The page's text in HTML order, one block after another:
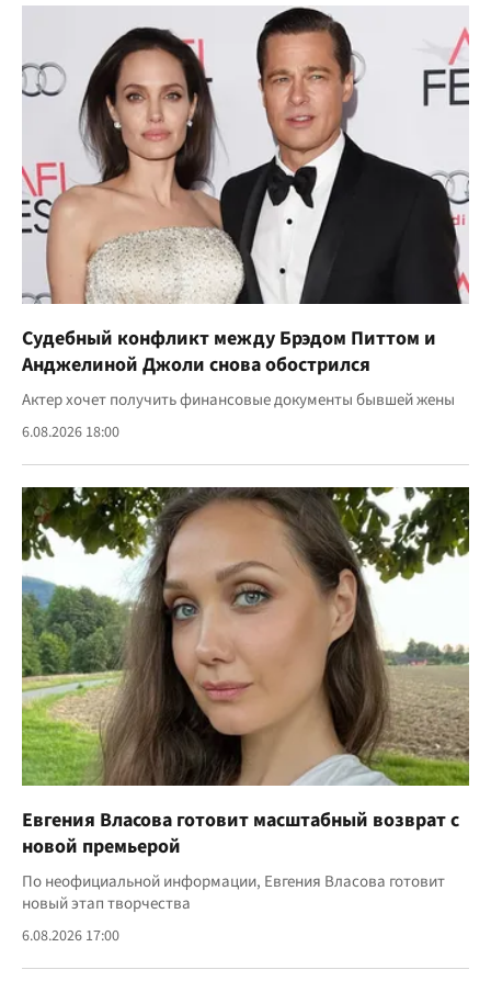
Судебный конфликт между Брэдом Питтом и
Анджелиной Джоли снова обострился
Актер хочет получить финансовые документы бывшей жены
6.08.2026 18:00
Евгения Власова готовит масштабный возврат с
новой премьерой
По неофициальной информации, Евгения Власова готовит
новый этап творчества
6.08.2026 17:00